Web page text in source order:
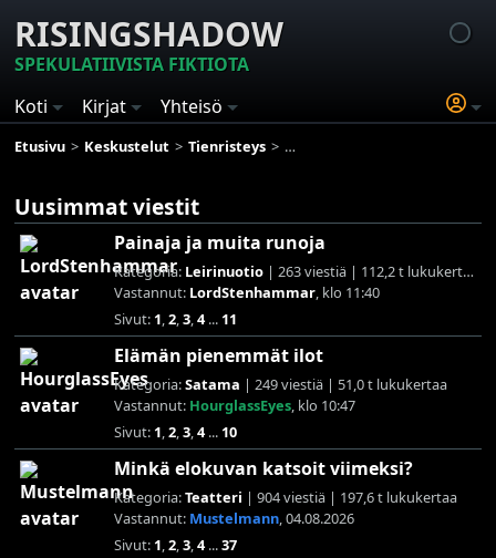
RISINGSHADOW
SPEKULATIIVISTA FIKTIOTA
Koti
Kirjat Yhteisö
Etusivu Keskustelut Tienristeys Suomen Tolkien-seuran 30-
Uusimmat viestit
Painaja ja muita runoja
Kategoria: Leirinuotio | 263 viestiä | 112,2 t lukukertaa
Vastannut: LordStenhammar , klo 11:40
Sivut: 1 ,2 ,3 ,4... 11
Elämän pienemmät ilot
Kategoria:Satama | 249 viestiä | 51,0 t lukukertaa
Vastannut: HourglassEyes , klo 10:47
Sivut: 1 ,2 ,3 ,4... 10
Minkä elokuvan katsoit viimeksi?
Kategoria:Teatteri | 904 viestiä | 197,6 t lukukertaa
Vastannut: Mustelmann , 04.08.2026
Sivut: 1 ,2 ,3 ,4...37